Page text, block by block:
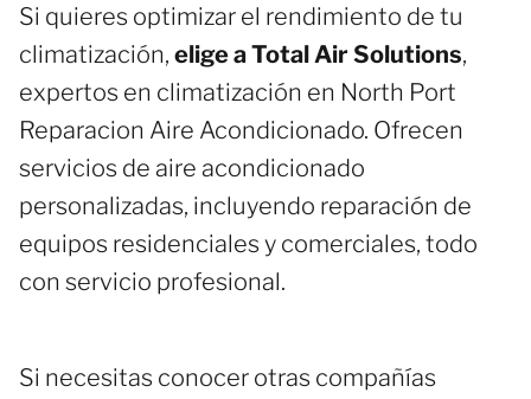
Si quieres optimizar el rendimiento de tu
climatización, elige a Total Air Solutions,
expertos en climatización en North Port
Reparacion Aire Acondicionado. Ofrecen
servicios de aire acondicionado
personalizadas, incluyendo reparación de
equipos residenciales y comerciales, todo
con servicio profesional.
Si necesitas conocer otras compañías